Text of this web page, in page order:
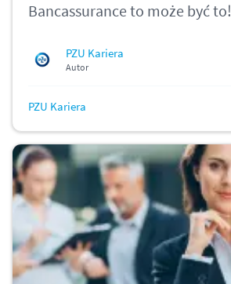
Bancassurance to może być to!
PZU Kariera
Autor
PZU Kariera